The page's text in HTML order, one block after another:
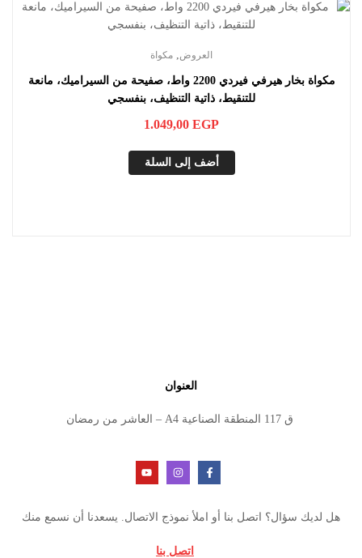
العروض مكواة
مكواة بخار هيرفي فيردي 2200 واط، صفيحة من السيراميك، مانعة
للتنقيط، ذاتية التنظيف، بنفسجي
1.049,00 EGP
أضف إلى السلة
العنوان
ق 117 المنطقة الصناعية A4 – العاشر من رمضان
هل لديك سؤال؟ اتصل بنا أو املأ نموذج الاتصال. يسعدنا أن نسمع منك
اتصل بنا